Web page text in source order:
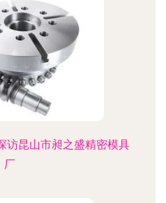
访昆山市昶之盛精密模具
厂